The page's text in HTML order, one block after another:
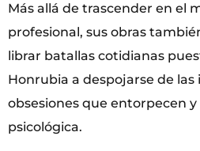
Más allá de trascender en el
profesional, sus obras
librar batallas cotidianas
Honrubia a despojarse de
obsesiones que entorpecen
psicológica.